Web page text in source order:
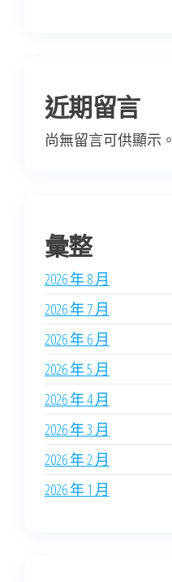
近期留言
尚無留言可供顯示。
彙整
2026 年 8 月
2026 年 7 月
2026 年 6 月
2026 年 5 月
2026 年 4 月
2026 年 3 月
2026 年 2 月
2026 年 1 月